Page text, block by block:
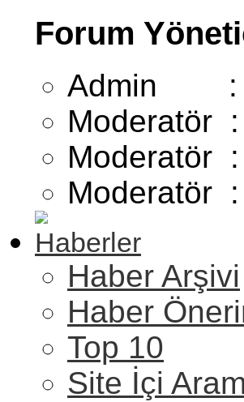
Forum
Admin :
Moderatör :
Moderatör :
Moderatör :
Haberler
Haber Arşivi
Haber
Top 10
Site İçi